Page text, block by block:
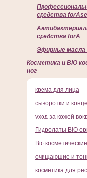
средства
средства forA
Эфирные масла
Косметика и BIO
ног
крема для лица
сыворотки и
уход за кожей
Гидролаты BIO
Bio
очищаюшие и
косметика для